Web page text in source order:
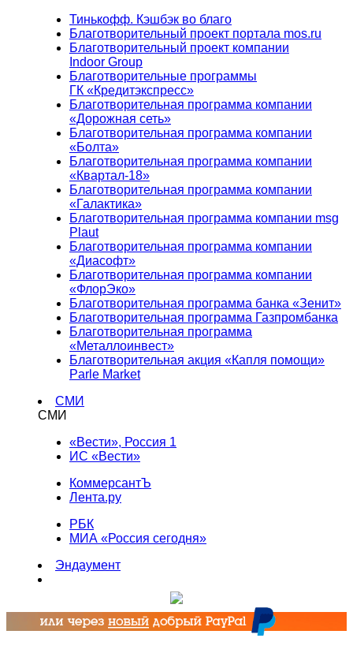
Тинькофф. Кэшбэк во благо
Благотворительный проект портала mos.ru
Благотворительный проект компании
Indoor Group
Благотворительные программы
ГК «Кредитэкспресс»
Благотворительная программа компании
«Дорожная сеть»
Благотворительная программа компании
«Болта»
Благотворительная программа компании
«Квартал-18»
Благотворительная программа компании
«Галактика»
Благотворительная программа компании msg
Plaut
Благотворительная программа компании
«Диасофт»
Благотворительная программа компании
«ФлорЭко»
Благотворительная программа банка «Зенит»
Благотворительная программа Газпромбанка
Благотворительная программа
«Металлоинвест»
Благотворительная акция «Капля помощи»
Parle Market
СМИ
СМИ
«Вести», Россия 1
ИС «Вести»
КоммерсантЪ
Лента.ру
РБК
МИА «Россия сегодня»
Эндаумент